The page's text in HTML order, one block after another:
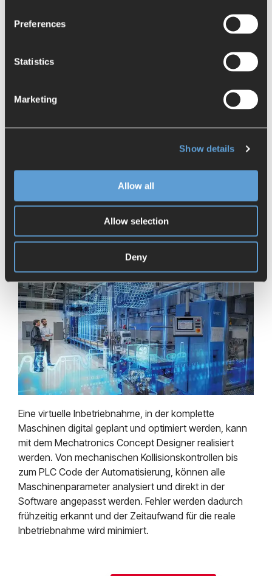
Preferences
Statistics
Marketing
Show details
Allow all
Allow selection
Deny
Mechatronics Concept Designer
Eine virtuelle Inbetriebnahme, in der komplette
Maschinen digital geplant und optimiert werden, kann
mit dem Mechatronics Concept Designer realisiert
werden. Von mechanischen Kollisionskontrollen bis
zum PLC Code der Automatisierung, können alle
Maschinenparameter analysiert und direkt in der
Software angepasst werden. Fehler werden dadurch
frühzeitig erkannt und der Zeitaufwand für die reale
Inbetriebnahme wird minimiert.